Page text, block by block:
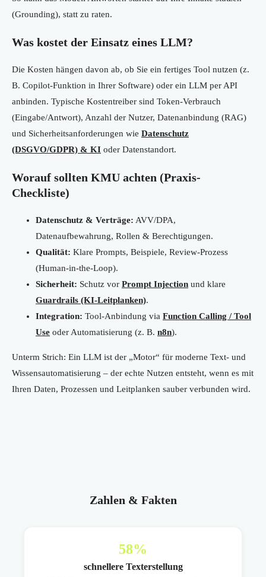
(Grounding), statt zu raten.
Was kostet der Einsatz eines LLM?
Die Kosten hängen davon ab, ob Sie ein fertiges Tool nutzen (z.
B. Copilot-Funktion in Ihrer Software) oder ein LLM per API
anbinden. Typische Kostentreiber sind Token-Verbrauch
(Eingabe/Antwort), Anzahl der Nutzer, Datenanbindung (RAG)
und Sicherheitsanforderungen wie Datenschutz
(DSGVO/GDPR) & KI oder Datenstandort.
Worauf sollten KMU achten (Praxis-
Checkliste)
Datenschutz & Verträge: AVV/DPA,
Datenaufbewahrung, Rollen & Berechtigungen.
Qualität: Klare Prompts, Beispiele, Review-Prozess
(Human-in-the-Loop).
Sicherheit: Schutz vor Prompt Injection und klare
Guardrails (KI-Leitplanken).
Integration: Tool-Anbindung via Function Calling / Tool
Use oder Automatisierung (z. B. n8n).
Unterm Strich: Ein LLM ist der „Motor“ für moderne Text- und
Wissensautomatisierung – der echte Nutzen entsteht, wenn es mit
Ihren Daten, Prozessen und Leitplanken sauber verbunden wird.
Zahlen & Fakten
58%
schnellere Texterstellung